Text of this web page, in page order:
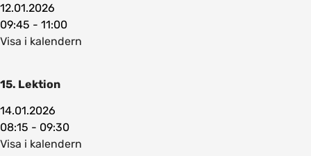
12.01.2026
09:45 - 11:00
Visa i kalendern
15. Lektion
14.01.2026
08:15 - 09:30
Visa i kalendern